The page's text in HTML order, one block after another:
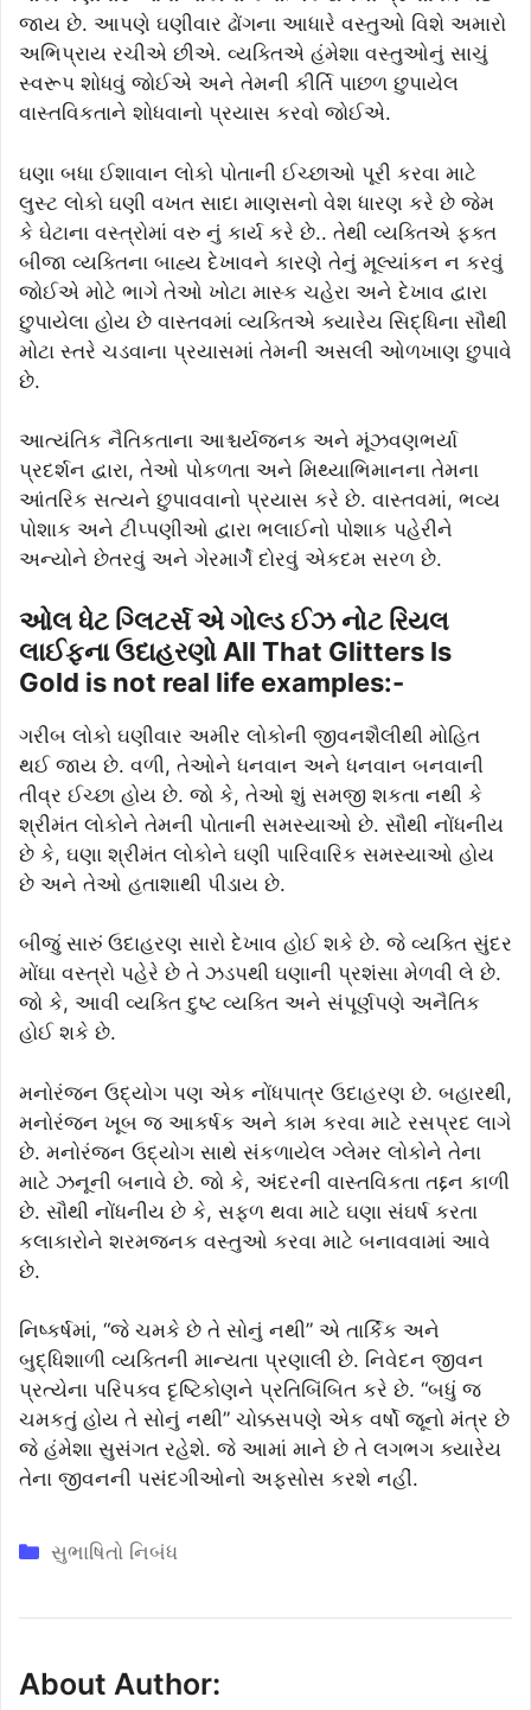
જાય છે. આપણે ઘણીવાર ઢોંગના આધારે વસ્તુઓ વિશે અમારો
અભિપ્રાય રચીએ છીએ. વ્યક્તિએ હંમેશા વસ્તુઓનું સાચું
સ્વરૂપ શોધવું જોઈએ અને તેમની કીર્તિ પાછળ છુપાયેલ
વાસ્તવિકતાને શોધવાનો પ્રયાસ કરવો જોઈએ.
ઘણા બધા ઈશાવાન લોકો પોતાની ઈચ્છાઓ પૂરી કરવા માટે
લુસ્ટ લોકો ઘણી વખત સાદા માણસનો વેશ ધારણ કરે છે જેમ
કે ઘેટાના વસ્ત્રોમાં વરુ નું કાર્ય કરે છે.. તેથી વ્યક્તિએ ફક્ત
બીજા વ્યક્તિના બાહ્ય દેખાવને કારણે તેનું મૂલ્યાંકન ન કરવું
જોઈએ મોટે ભાગે તેઓ ખોટા માસ્ક ચહેરા અને દેખાવ દ્વારા
છુપાયેલા હોય છે વાસ્તવમાં વ્યક્તિએ ક્યારેય સિદ્ધિના સૌથી
મોટા સ્તરે ચડવાના પ્રયાસમાં તેમની અસલી ઓળખાણ છુપાવે
છે.
આત્યંતિક નૈતિકતાના આશ્ચર્યજનક અને મૂંઝવણભર્યા
પ્રદર્શન દ્વારા, તેઓ પોકળતા અને મિથ્યાભિમાનના તેમના
આંતરિક સત્યને છુપાવવાનો પ્રયાસ કરે છે. વાસ્તવમાં, ભવ્ય
પોશાક અને ટીપ્પણીઓ દ્વારા ભલાઈનો પોશાક પહેરીને
અન્યોને છેતરવું અને ગેરમાર્ગે દોરવું એકદમ સરળ છે.
ઓલ ધેટ ગ્લિટર્સ એ ગોલ્ડ ઈઝ નોટ રિયલ
લાઈફના ઉદાહરણો All That Glitters Is
Gold is not real life examples:-
ગરીબ લોકો ઘણીવાર અમીર લોકોની જીવનશૈલીથી મોહિત
થઈ જાય છે. વળી, તેઓને ધનવાન અને ધનવાન બનવાની
તીવ્ર ઈચ્છા હોય છે. જો કે, તેઓ શું સમજી શકતા નથી કે
શ્રીમંત લોકોને તેમની પોતાની સમસ્યાઓ છે. સૌથી નોંધનીય
છે કે, ઘણા શ્રીમંત લોકોને ઘણી પારિવારિક સમસ્યાઓ હોય
છે અને તેઓ હતાશાથી પીડાય છે.
બીજું સારું ઉદાહરણ સારો દેખાવ હોઈ શકે છે. જે વ્યક્તિ સુંદર
મોંઘા વસ્ત્રો પહેરે છે તે ઝડપથી ઘણાની પ્રશંસા મેળવી લે છે.
જો કે, આવી વ્યક્તિ દુષ્ટ વ્યક્તિ અને સંપૂર્ણપણે અનૈતિક
હોઈ શકે છે.
મનોરંજન ઉદ્યોગ પણ એક નોંધપાત્ર ઉદાહરણ છે. બહારથી,
મનોરંજન ખૂબ જ આકર્ષક અને કામ કરવા માટે રસપ્રદ લાગે
છે. મનોરંજન ઉદ્યોગ સાથે સંકળાયેલ ગ્લેમર લોકોને તેના
માટે ઝનૂની બનાવે છે. જો કે, અંદરની વાસ્તવિકતા તદ્દન કાળી
છે. સૌથી નોંધનીય છે કે, સફળ થવા માટે ઘણા સંઘર્ષ કરતા
કલાકારોને શરમજનક વસ્તુઓ કરવા માટે બનાવવામાં આવે
છે.
નિષ્કર્ષમાં, “જે ચમકે છે તે સોનું નથી” એ તાર્કિક અને
બુદ્ધિશાળી વ્યક્તિની માન્યતા પ્રણાલી છે. નિવેદન જીવન
પ્રત્યેના પરિપક્વ દૃષ્ટિકોણને પ્રતિબિંબિત કરે છે. “બધું જ
ચમકતું હોય તે સોનું નથી” ચોક્કસપણે એક વર્ષો જૂનો મંત્ર છે
જે હંમેશા સુસંગત રહેશે. જે આમાં માને છે તે લગભગ ક્યારેય
તેના જીવનની પસંદગીઓનો અફસોસ કરશે નહીં.
Categories
સુભાષિતો નિબંધ
About Author: